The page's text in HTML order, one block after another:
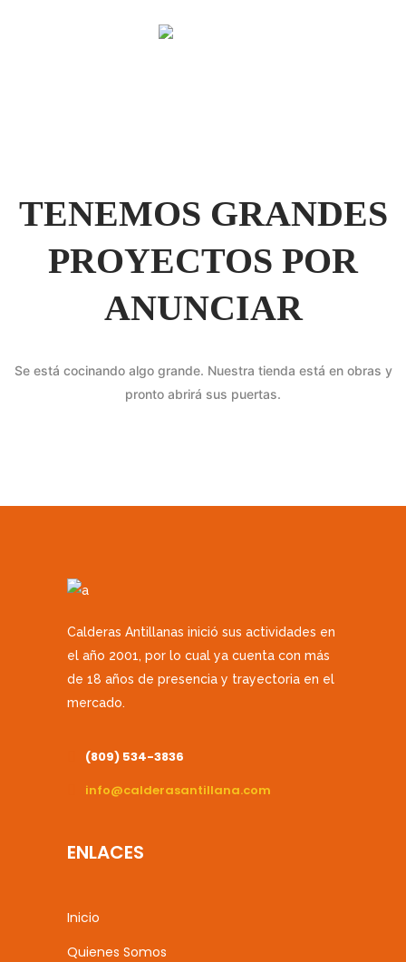
TENEMOS GRANDES
PROYECTOS POR
ANUNCIAR
Se está cocinando algo grande. Nuestra tienda está en obras y
pronto abrirá sus puertas.
Calderas Antillanas inició sus actividades en
el año 2001, por lo cual ya cuenta con más
de 18 años de presencia y trayectoria en el
mercado.
(809) 534-3836
info@calderasantillana.com
ENLACES
Inicio
Quienes Somos